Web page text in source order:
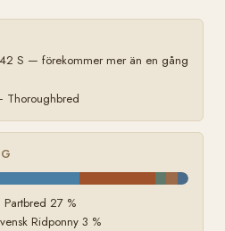
S — förekommer mer än en gång
Thoroughbred
Partbred 27 %
Ridponny 3 %